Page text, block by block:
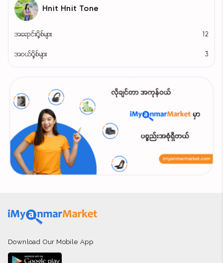
Hnit Hnit Tone
အရောင်းပို့စ်များ 12
အဝယ်ပို့စ်များ 3
Download Our Mobile App